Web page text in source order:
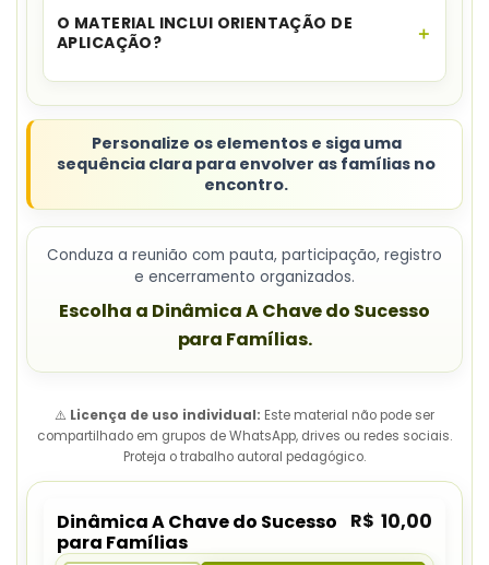
Ensino Fundamental.
O MATERIAL INCLUI ORIENTAÇÃO DE
APLICAÇÃO?
material de apoio.
Personalize os elementos e siga uma
sequência clara para envolver as famílias no
encontro.
Conduza a reunião com pauta, participação, registro
e encerramento organizados.
Escolha a Dinâmica A Chave do Sucesso
para Famílias.
⚠️ Licença de uso individual: Este material não pode ser
compartilhado em grupos de WhatsApp, drives ou redes sociais.
Proteja o trabalho autoral pedagógico.
Dinâmica A Chave do Sucesso
para Famílias
R$ 10,00